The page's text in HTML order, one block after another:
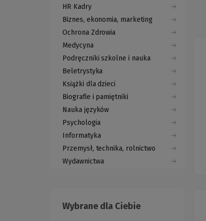
HR Kadry
Biznes, ekonomia, marketing
Ochrona Zdrowia
Medycyna
Podręczniki szkolne i nauka
Beletrystyka
Książki dla dzieci
Biografie i pamiętniki
Nauka języków
Psychologia
Informatyka
Przemysł, technika, rolnictwo
Wydawnictwa
Wybrane dla Ciebie